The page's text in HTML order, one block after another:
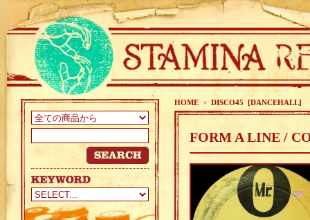
HOME > DISCO45 [DANCEHALL]
FORM A LINE /